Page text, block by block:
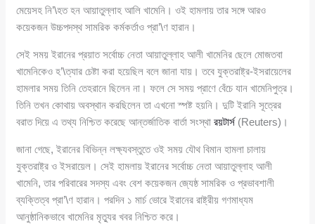
মেয়েসহ নি’\হত হন আয়াতুল্লাহ আলি খামেনি। ওই হামলায় তার সঙ্গে আরও
কয়েকজন উচ্চপদস্থ সামরিক কর্মকর্তাও প্রা’\ণ হারান।
সেই সময় ইরানের প্রয়াত সর্বোচ্চ নেতা আয়াতুল্লাহ আলী খামেনির ছেলে মোজতবা
খামেনিকেও হ’\ত্যার চেষ্টা করা হয়েছিল বলে জানা যায়। তবে যুক্তরাষ্ট্র-ইসরায়েলের
হামলার সময় তিনি তেহরানে ছিলেন না। ফলে সে সময় প্রাণে বেঁচে যান খামেনিপুত্র।
তিনি তখন কোথায় অবস্থান করছিলেন তা এখনো স্পষ্ট হয়নি। দুটি ইরানি সূত্রের
বরাত দিয়ে এ তথ্য নিশ্চিত করেছে আন্তর্জাতিক বার্তা সংস্থারয়টার্স(Reuters)।
জানা গেছে, ইরানের বিভিন্ন লক্ষ্যবস্তুতে ওই সময় যৌথ বিমান হামলা চালায়
যুক্তরাষ্ট্র ও ইসরায়েল। সেই হামলায় ইরানের সর্বোচ্চ নেতা আয়াতুল্লাহ আলী
খামেনি, তার পরিবারের সদস্য এবং বেশ কয়েকজন জ্যেষ্ঠ সামরিক ও প্রভাবশালী
ব্যক্তিত্ব প্রা’\ণ হারান। পরদিন ১ মার্চ ভোরে ইরানের রাষ্ট্রীয় গণমাধ্যম
আনুষ্ঠানিকভাবে খামেনির মৃত্যুর খবর নিশ্চিত করে।